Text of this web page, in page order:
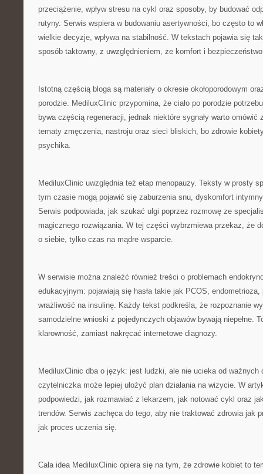
przeciążenie, wpływ stresu na cykl oraz sposoby, by budować
rutyny. Serwis wspiera w budowaniu asertywności, bo często to
wielkie decyzje, wpływa na stabilność. W tekstach pojawia się
sposób taktowny, z uwzględnieniem, że komfort i
Istotną częścią bloga są materiały o okresie okołoporodowym
porodzie. MediluxClinic przypomina, że ciało po porodzie
bywa częścią regeneracji, jednak niektóre sygnały warto omówić
tematy zmęczenia, nastroju oraz sieci bliskich, bo zdrowie
psychika.
MediluxClinic uwzględnia też etap menopauzy. Teksty w prosty
tym czasie mogą pojawić się zaburzenia snu, dyskomfort
Serwis podpowiada, jak szukać ulgi poprzez rozmowę ze
magicznego rozwiązania. W tej części wybrzmiewa przekaz, że
o siebie, tylko czas na mądre wsparcie.
W serwisie można znaleźć również treści o problemach
edukacyjnym: pojawiają się hasła takie jak PCOS,
wrażliwość na insulinę. Każdy tekst podkreśla, że rozpoznanie
samodzielne wnioski z pojedynczych objawów bywają niepełne.
klarowność, zamiast nakręcać internetowe diagnozy.
MediluxClinic dba o język: jest ludzki, ale nie ucieka od ważnych
czytelniczka może lepiej ułożyć plan działania na wizycie. W
podpowiedzi, jak rozmawiać z lekarzem, jak notować cykl oraz
trendów. Serwis zachęca do tego, aby nie traktować zdrowia jak
jak proces uczenia się.
Cała idea MediluxClinic opiera się na tym, że zdrowie kobiet to